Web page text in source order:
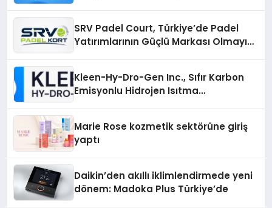
SRV Padel Court, Türkiye’de Padel
Yatırımlarının Güçlü Markası Olmayı
Kleen-Hy-Dro-Gen Inc., Sıfır Karbon
Emisyonlu Hidrojen Isıtma
Marie Rose kozmetik sektörüne giriş
yaptı
Daikin’den akıllı iklimlendirmede yeni
dönem: Madoka Plus Türkiye’de